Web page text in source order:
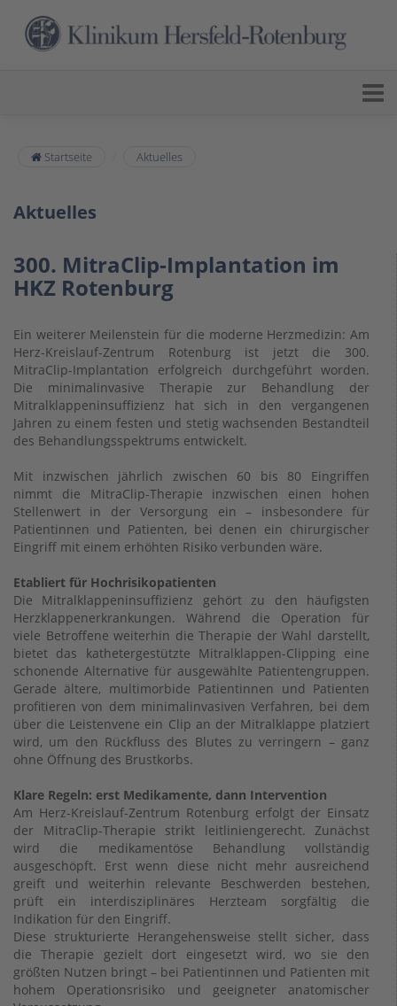
Startseite Aktuelles
Aktuelles
300. MitraClip-Implantation im
HKZ Rotenburg
Ein weiterer Meilenstein für die moderne Herzmedizin: Am
Herz-Kreislauf-Zentrum Rotenburg ist jetzt die 300.
MitraClip-Implantation erfolgreich durchgeführt worden.
Die minimalinvasive Therapie zur Behandlung der
Mitralklappeninsuffizienz hat sich in den vergangenen
Jahren zu einem festen und stetig wachsenden Bestandteil
des Behandlungsspektrums entwickelt.
Mit inzwischen jährlich zwischen 60 bis 80 Eingriffen
nimmt die MitraClip-Therapie inzwischen einen hohen
Stellenwert in der Versorgung ein – insbesondere für
Patientinnen und Patienten, bei denen ein chirurgischer
Eingriff mit einem erhöhten Risiko verbunden wäre.
Etabliert für Hochrisikopatienten
Die Mitralklappeninsuffizienz gehört zu den häufigsten
Herzklappenerkrankungen. Während die Operation für
viele Betroffene weiterhin die Therapie der Wahl darstellt,
bietet das kathetergestützte Mitralklappen-Clipping eine
schonende Alternative für ausgewählte Patientengruppen.
Gerade ältere, multimorbide Patientinnen und Patienten
profitieren von dem minimalinvasiven Verfahren, bei dem
über die Leistenvene ein Clip an der Mitralklappe platziert
wird, um den Rückfluss des Blutes zu verringern – ganz
ohne Öffnung des Brustkorbs.
Klare Regeln: erst Medikamente, dann Intervention
Am Herz-Kreislauf-Zentrum Rotenburg erfolgt der Einsatz
der MitraClip-Therapie strikt leitliniengerecht. Zunächst
wird die medikamentöse Behandlung vollständig
ausgeschöpft. Erst wenn diese nicht mehr ausreichend
greift und weiterhin relevante Beschwerden bestehen,
prüft ein interdisziplinäres Herzteam sorgfältig die
Indikation für den Eingriff.
Diese strukturierte Herangehensweise stellt sicher, dass
die Therapie gezielt dort eingesetzt wird, wo sie den
größten Nutzen bringt – bei Patientinnen und Patienten mit
hohem Operationsrisiko und geeigneter anatomischer